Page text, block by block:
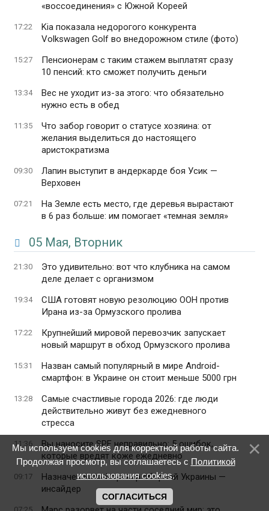
«воссоединения» с Южной Кореей
17:22
Kia показала недорогого конкурента
Volkswagen Golf во внедорожном стиле (фото)
15:27
Пенсионерам с таким стажем выплатят сразу
10 пенсий: кто сможет получить деньги
13:34
Вес не уходит из-за этого: что обязательно
нужно есть в обед
11:35
Что забор говорит о статусе хозяина: от
желания выделиться до настоящего
аристократизма
09:30
Лапин выступит в андеркарде боя Усик —
Верховен
07:21
На Земле есть место, где деревья вырастают
в 6 раз больше: им помогает «темная земля»
05 Мая, Вторник
21:30
Это удивительно: вот что клубника на самом
деле делает с организмом
19:34
США готовят новую резолюцию ООН против
Ирана из-за Ормузского пролива
17:22
Крупнейший мировой перевозчик запускает
новый маршрут в обход Ормузского пролива
15:31
Назван самый популярный в мире Android-
смартфон: в Украине он стоит меньше 5000 грн
13:28
Самые счастливые города 2026: где люди
действительно живут без ежедневного
стресса
11:36
Вы наносите SPF неправильно: 5 ошибок,
которые вредят коже ежедневно
09:17
Назначен новый тренер сборной Украины —
инсайдер
Мы используем cookies для корректной работы сайта.
Продолжая просмотр, вы соглашаетесь с Политикой
использования cookies.
СОГЛАСИТЬСЯ